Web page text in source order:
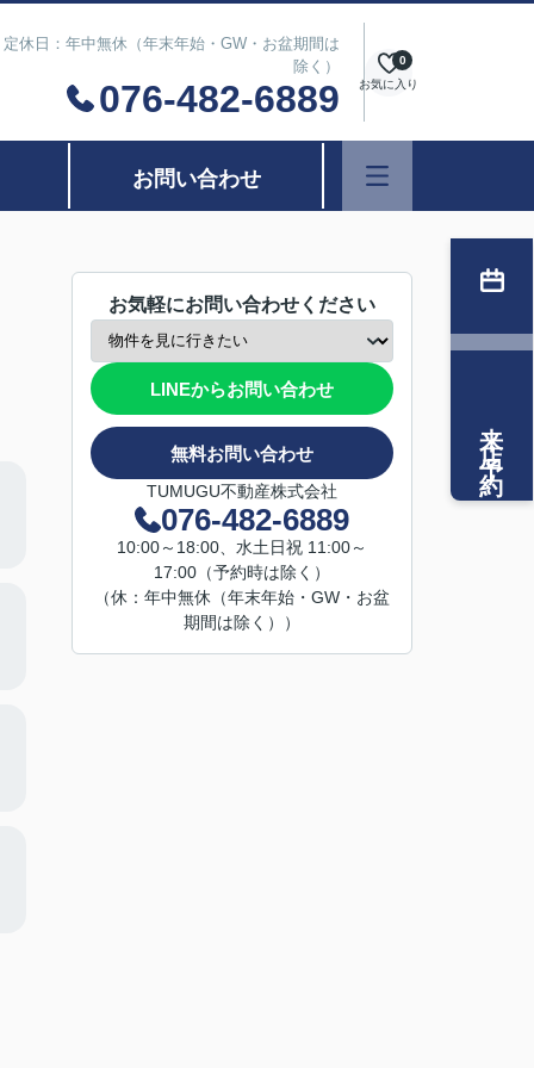
休日：年中無休（年末年始・GW・お盆期間は
除く）
076-482-6889 お気に入り
0
お問い合わせ
お気軽にお問い合わせください
LINEからお問い合わせ
無料お問い合わせ
TUMUGU不動産株式会社
076-482-6889
10:00～18:00、水土日祝 11:00～
17:00（予約時は除く）
（休：年中無休（年末年始・GW・お盆
期間は除く））
来店予約